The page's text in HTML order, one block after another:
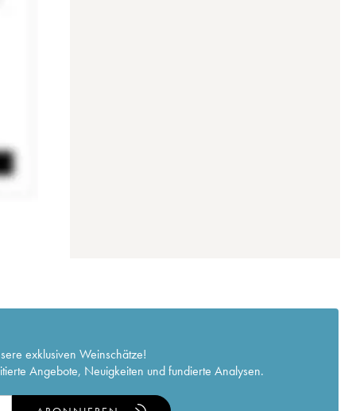
exklusiven Weinschätze!
Angebote, Neuigkeiten und fundierte Analysen.